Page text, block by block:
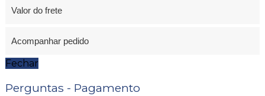
Valor do frete
Acompanhar pedido
Fechar
Perguntas - Pagamento